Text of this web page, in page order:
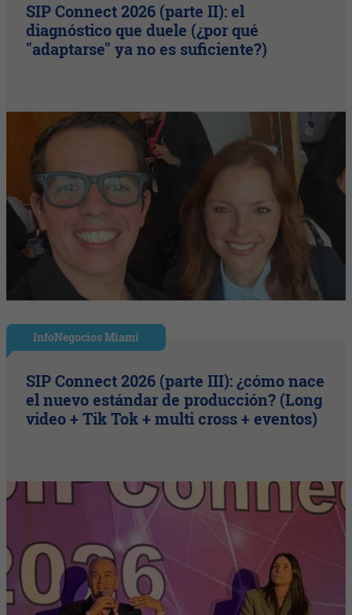
SIP Connect 2026 (parte II): el
diagnóstico que duele (¿por qué
"adaptarse" ya no es suficiente?)
InfoNegocios Miami
SIP Connect 2026 (parte III): ¿cómo nace
el nuevo estándar de producción? (Long
video + Tik Tok + multi cross + eventos)